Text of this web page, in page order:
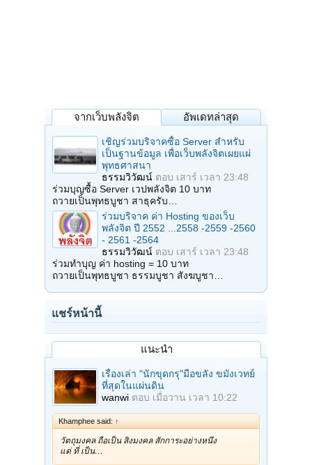
จากเว็บพลังจิต อัพเดทล่าสุด
เชิญร่วมบริจาคซื้อ Server สำหรับ
เป็นฐานข้อมูล เพื่อเว็บพลังจิตเผยแผ่
พุทธศาสนา
ธรรมวิวัฒน์ ตอบ เสาร์ เวลา 23:48
ร่วมบุญซื้อ Server เวปพลังจิต 10 บาท
ถวายเป็นพุทธบูชา สาธุครับ…
ร่วมบริจาค ค่า Hosting ของเว็บ
พลังจิต ปี 2552 ...2558 -2559 -2560
- 2561 -2564
ธรรมวิวัฒน์ ตอบ เสาร์ เวลา 23:48
ร่วมทำบุญ ค่า hosting = 10 บาท
ถวายเป็นพุทธบูชา ธรรมบูชา สังฆบูชา…
แชร์หน้านี้
แนะนำ
เรื่องเล่า "นักขุดกรุ"มือขลัง ขมังเวทย์
ที่สุดในแผ่นดิน
wanwi ตอบ เมื่อวาน เวลา 10:22
Khamphee said: ↑
วัตถุมงคล ถือเป็น สิ่งมงคล สักการะอย่างหนึ่ง
แต่ ที่ เป็น…